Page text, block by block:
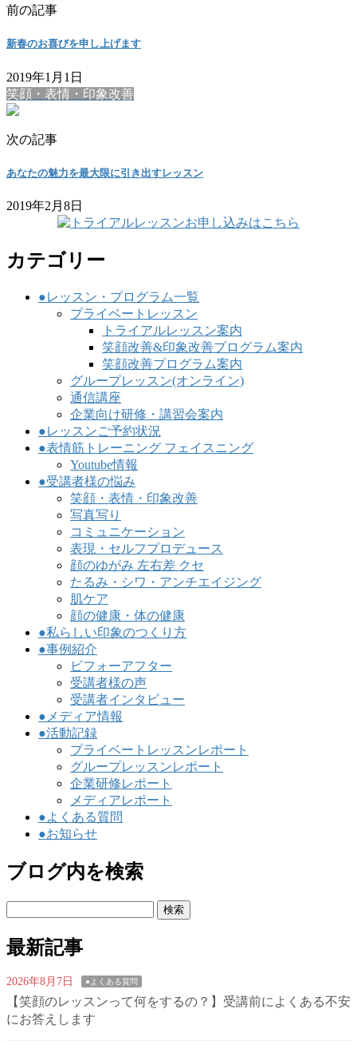
前の記事
新春のお喜びを申し上げます
2019年1月1日
笑顔・表情・印象改善
次の記事
あなたの魅力を最大限に引き出すレッスン
2019年2月8日
カテゴリー
●レッスン・プログラム一覧
プライベートレッスン
トライアルレッスン案内
笑顔改善&印象改善プログラム案内
笑顔改善プログラム案内
グループレッスン(オンライン)
通信講座
企業向け研修・講習会案内
●レッスンご予約状況
●表情筋トレーニング フェイスニング
Youtube情報
●受講者様の悩み
笑顔・表情・印象改善
写真写り
コミュニケーション
表現・セルフプロデュース
顔のゆがみ 左右差 クセ
たるみ・シワ・アンチエイジング
肌ケア
顔の健康・体の健康
●私らしい印象のつくり方
●事例紹介
ビフォーアフター
受講者様の声
受講者インタビュー
●メディア情報
●活動記録
プライベートレッスンレポート
グループレッスンレポート
企業研修レポート
メディアレポート
●よくある質問
●お知らせ
ブログ内を検索
最新記事
2026年8月7日 ●よくある質問
【笑顔のレッスンって何をするの？】受講前によくある不安
にお答えします